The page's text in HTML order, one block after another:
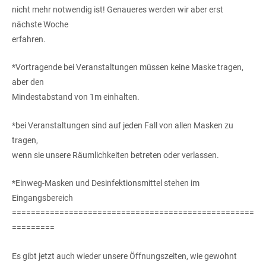
nicht mehr notwendig ist! Genaueres werden wir aber erst
nächste Woche
erfahren.
*Vortragende bei Veranstaltungen müssen keine Maske tragen,
aber den
Mindestabstand von 1m einhalten.
*bei Veranstaltungen sind auf jeden Fall von allen Masken zu
tragen,
wenn sie unsere Räumlichkeiten betreten oder verlassen.
*Einweg-Masken und Desinfektionsmittel stehen im
Eingangsbereich
===================================================
=========
Es gibt jetzt auch wieder unsere Öffnungszeiten, wie gewohnt